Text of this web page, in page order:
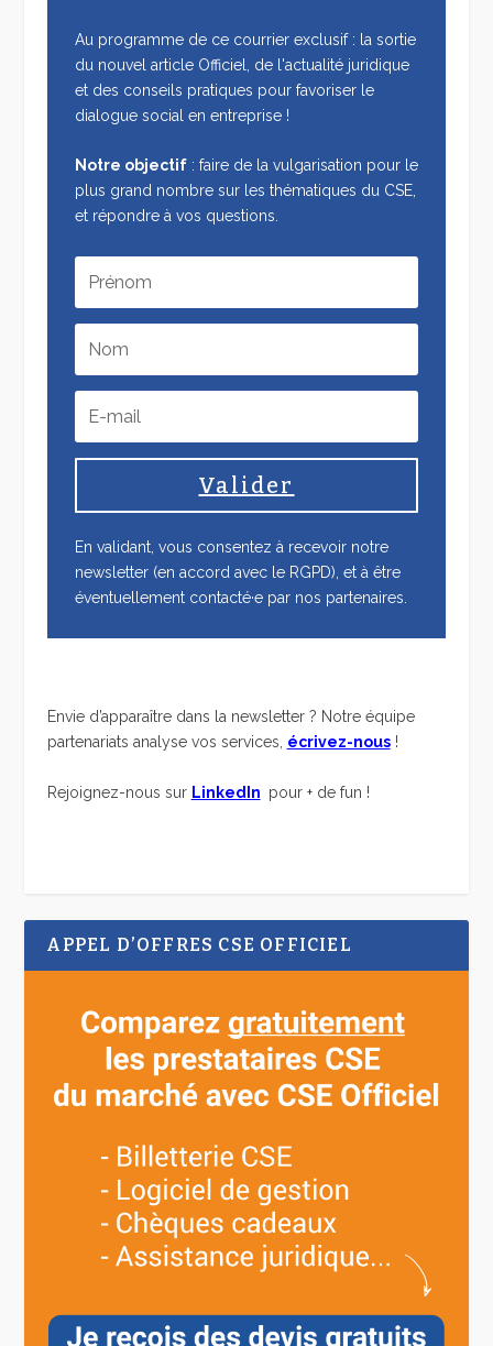
Au programme de ce courrier exclusif : la sortie
du nouvel article Officiel, de l'actualité juridique
et des conseils pratiques pour favoriser le
dialogue social en entreprise !
Notre objectif: faire de la vulgarisation pour le
plus grand nombre sur les thématiques du CSE,
et répondre à vos questions.
Valider
En validant, vous consentez à recevoir notre
newsletter (en accord avec le RGPD), et à être
éventuellement contacté·e par nos partenaires.
Envie d’apparaître dans la newsletter ? Notre équipe
partenariats analyse vos services, écrivez-nous!
Rejoignez-nous sur LinkedIn pour + de fun !
APPEL D’OFFRES CSE OFFICIEL